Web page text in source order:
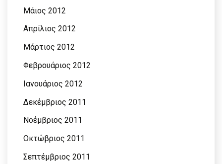
Μάιος 2012
Απρίλιος 2012
Μάρτιος 2012
Φεβρουάριος 2012
Ιανουάριος 2012
Δεκέμβριος 2011
Νοέμβριος 2011
Οκτώβριος 2011
Σεπτέμβριος 2011